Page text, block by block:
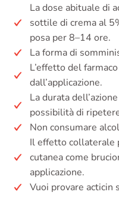
La dose abituale di
sottile di crema al
posa per 8–14 ore.
La forma di
L’effetto del
dall’applicazione.
La durata
possibilità di
Non consumare
Il effetto collaterale
cutanea come
applicazione.
Vuoi provare acticin